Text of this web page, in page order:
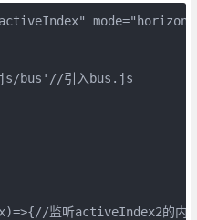
bus'//引入bus.js
监听activeIndex2的内